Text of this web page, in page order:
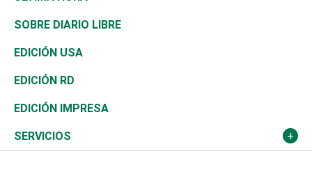
José Boquete
Reportajes
Asia
África
Ocenanía
Caribe
Resto del mundo
Consumo
Vivienda
Telecom.
Global y variable
Economía personal
Belleza
Buena Vida
Sociales
Novedades
Podcast Arte Libre
Golf
Ciclismo
Tenis
Olimpismo
Más deportes
De buena tinta
En Directo
El Espía
Noticiero Poteleche
Columnistas
Clima
Tecnología
Historia
Martes de tecnología
Cambio climático
Mundo
Economía
Revista
Deportes
Opinión
SOBRE DIARIO LIBRE
EDICIÓN USA
EDICIÓN RD
EDICIÓN IMPRESA
SERVICIOS